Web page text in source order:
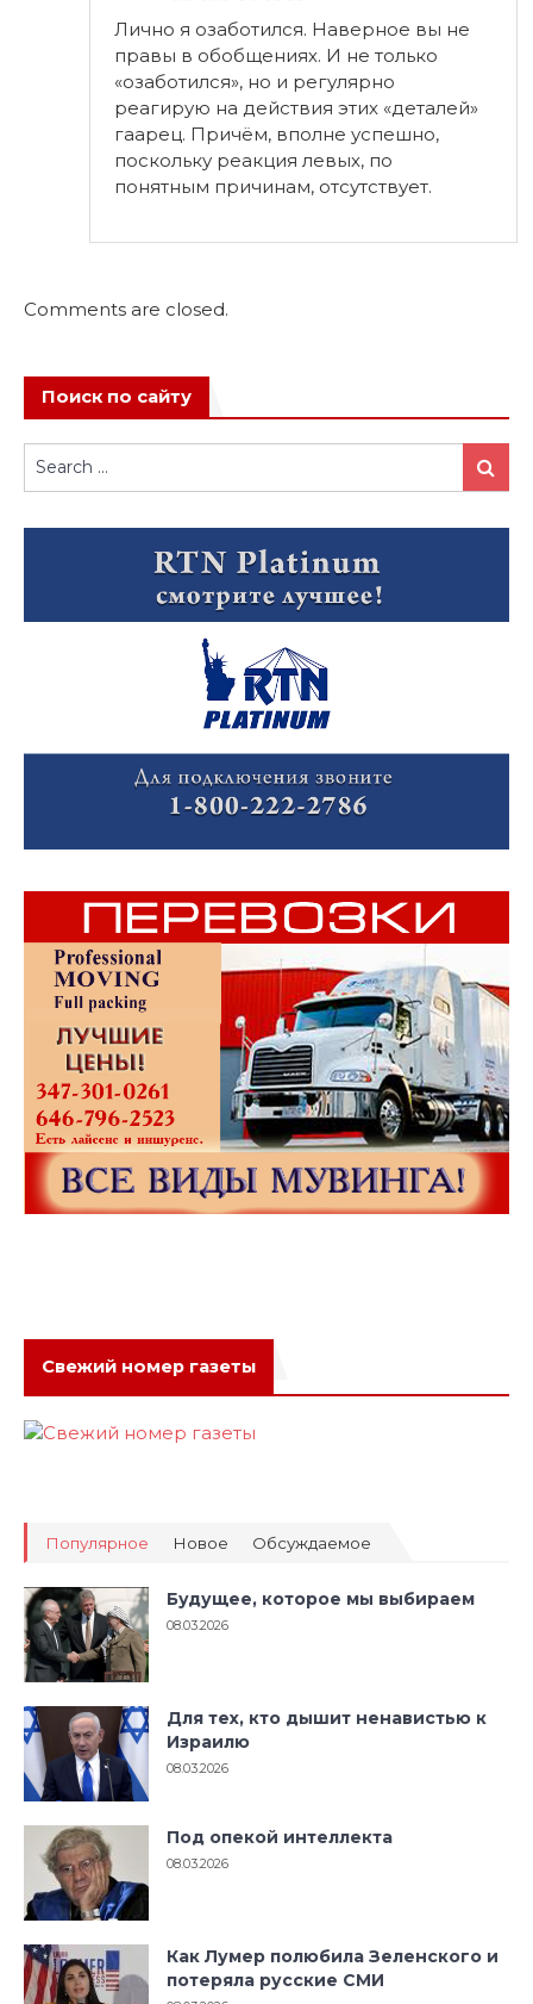
Лично я озаботился. Наверное вы не
правы в обобщениях. И не только
«озаботился», но и регулярно
реагирую на действия этих «деталей»
гаарец. Причём, вполне успешно,
поскольку реакция левых, по
понятным причинам, отсутствует.
Comments are closed.
Поиск по сайту
Search
for:
Search
Свежий номер газеты
Популярное Новое Обсуждаемое
Будущее, которое мы выбираем
08.03.2026
Для тех, кто дышит ненавистью к
Израилю
08.03.2026
Под опекой интеллекта
08.03.2026
Как Лумер полюбила Зеленского и
потеряла русские СМИ